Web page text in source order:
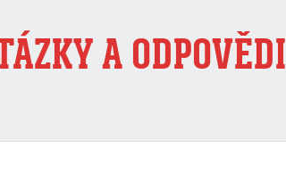
A ODPOVĚDI